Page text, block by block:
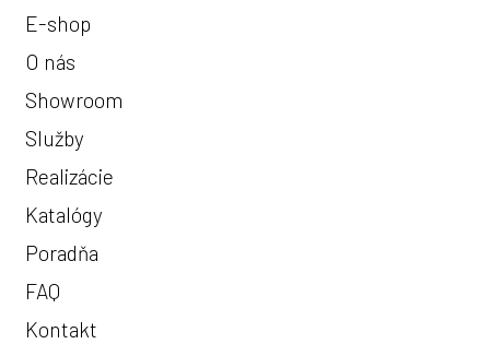
E-shop
O nás
Showroom
Služby
Realizácie
Katalógy
Poradňa
FAQ
Kontakt